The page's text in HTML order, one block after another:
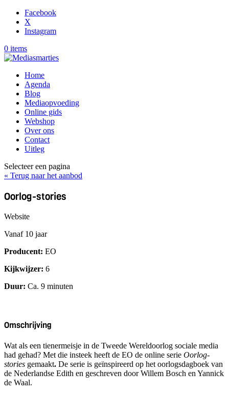
Facebook
X
Instagram
0 items
Home
Agenda
Blog
Mediaopvoeding
Online gids
Webshop
Over ons
Contact
Uitleg
Selecteer een pagina
« Terug naar het aanbod
Oorlog-stories
Website
Vanaf 10 jaar
Producent: EO
Kijkwijzer: 6
Duur: Ca. 9 minuten
Omschrijving
Wat als een tienermeisje in de Tweede Wereldoorlog sociale media
had gehad? Met die insteek heeft de EO de online serie Oorlog-
stories gemaakt. De serie is geïnspireerd op het oorlogsdagboek van
de Nederlandse Edith en geschreven door Willem Bosch en Yannick
de Waal.